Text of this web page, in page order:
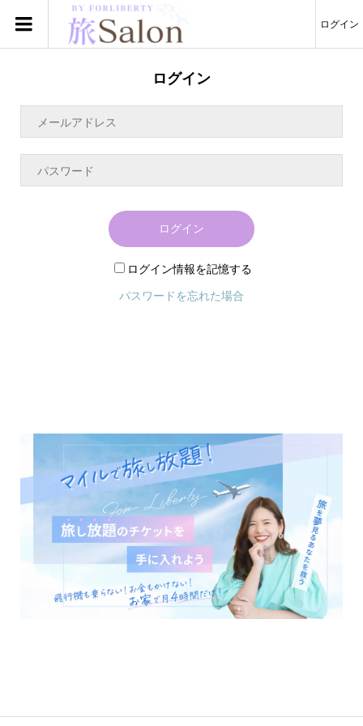
ログイン
ログイン
ログイン
ログイン情報を記憶する
パスワードを忘れた場合